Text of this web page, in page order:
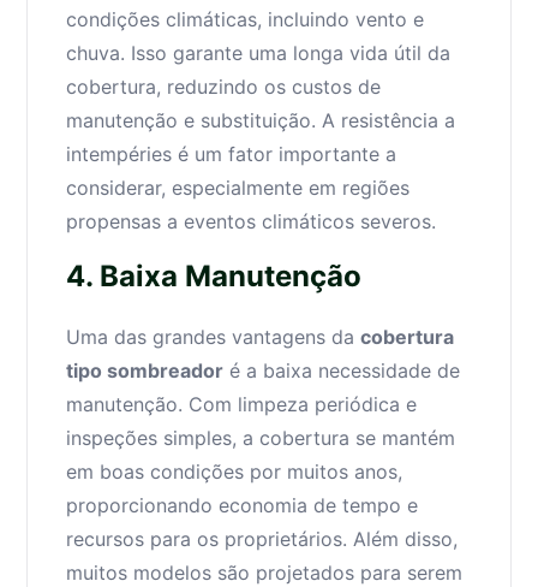
condições climáticas, incluindo vento e
chuva. Isso garante uma longa vida útil da
cobertura, reduzindo os custos de
manutenção e substituição. A resistência a
intempéries é um fator importante a
considerar, especialmente em regiões
propensas a eventos climáticos severos.
4. Baixa Manutenção
Uma das grandes vantagens dacobertura
tipo sombreador é a baixa necessidade de
manutenção. Com limpeza periódica e
inspeções simples, a cobertura se mantém
em boas condições por muitos anos,
proporcionando economia de tempo e
recursos para os proprietários. Além disso,
muitos modelos são projetados para serem